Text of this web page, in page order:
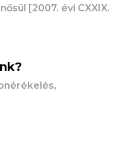
[2007. évi CXXIX.